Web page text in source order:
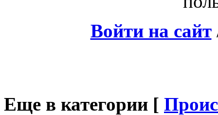
Войти на сайт
Еще в категории [